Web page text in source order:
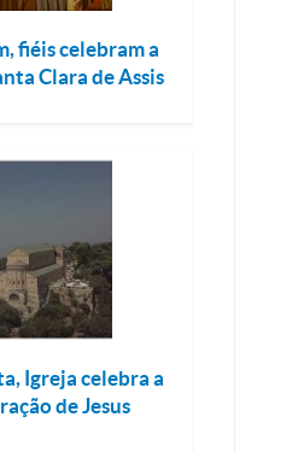
fiéis celebram a
Clara de Assis
Igreja celebra a
de Jesus